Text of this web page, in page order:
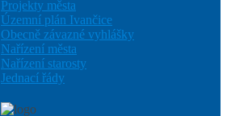
Projekty města
Územní plán Ivančice
Obecně závazné vyhlášky
Nařízení města
Nařízení starosty
Jednací řády